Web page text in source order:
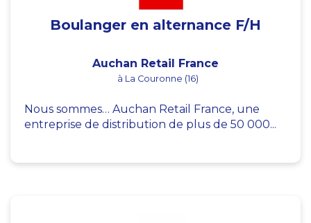
Boulanger en alternance F/H
Auchan Retail France
à La Couronne (16)
Nous sommes… Auchan Retail France, une
entreprise de distribution de plus de 50 000...